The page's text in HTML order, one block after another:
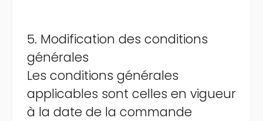
5. Modification des conditions
générales
Les conditions générales
applicables sont celles en vigueur
à la date de la commande